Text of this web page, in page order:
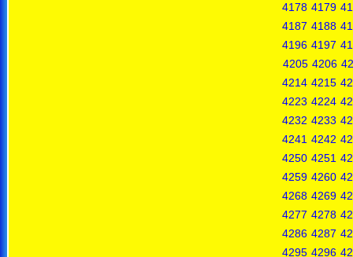
4178 4179
4187 4188
4196 4197
4205 4206
4214 4215
4223 4224
4232 4233
4241 4242
4250 4251
4259 4260
4268 4269
4277 4278
4286 4287
4295 4296